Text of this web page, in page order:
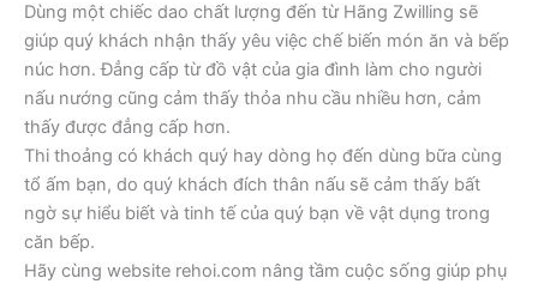
Dùng một chiếc dao chất lượng đến từ Hãng Zwilling sẽ
giúp quý khách nhận thấy yêu việc chế biến món ăn và bếp
núc hơn. Đẳng cấp từ đồ vật của gia đình làm cho người
nấu nướng cũng cảm thấy thỏa nhu cầu nhiều hơn, cảm
thấy được đẳng cấp hơn.
Thi thoảng có khách quý hay dòng họ đến dùng bữa cùng
tổ ấm bạn, do quý khách đích thân nấu sẽ cảm thấy bất
ngờ sự hiểu biết và tinh tế của quý bạn về vật dụng trong
căn bếp.
Hãy cùng website rehoi.com nâng tầm cuộc sống giúp phụ